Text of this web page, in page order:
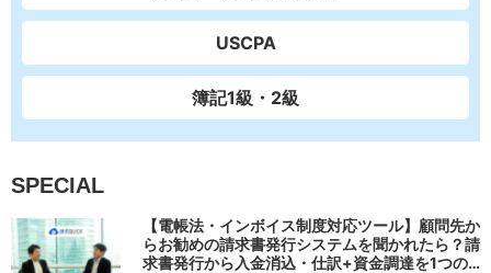
USCPA
簿記1級・2級
SPECIAL
【電帳法・インボイス制度対応ツール】顧問先か
らお勧めの請求書発行システムを聞かれたら？請
求書発行から入金消込・仕訳+資金調達を1つの